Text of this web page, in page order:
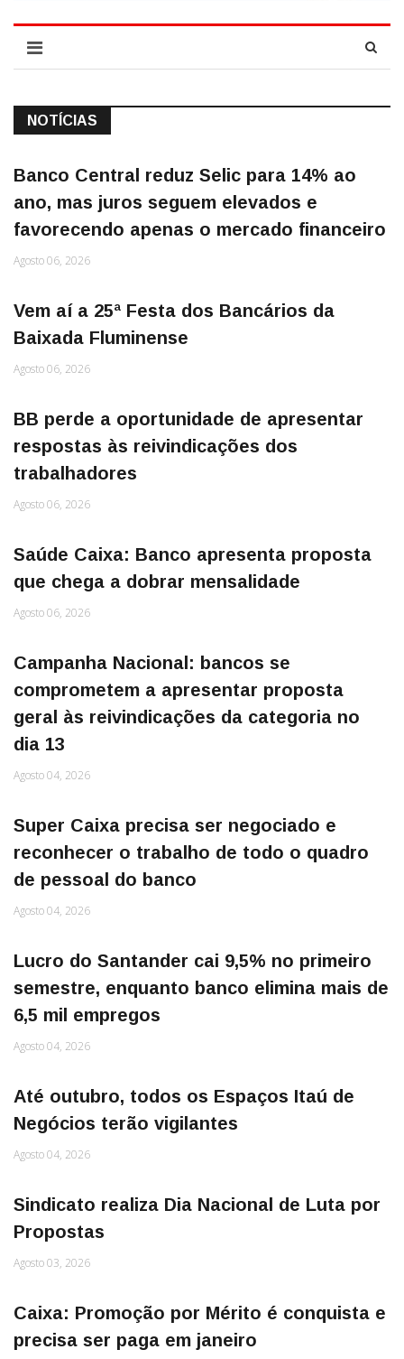
NOTÍCIAS
Banco Central reduz Selic para 14% ao
ano, mas juros seguem elevados e
favorecendo apenas o mercado financeiro
Agosto 06, 2026
Vem aí a 25ª Festa dos Bancários da
Baixada Fluminense
Agosto 06, 2026
BB perde a oportunidade de apresentar
respostas às reivindicações dos
trabalhadores
Agosto 06, 2026
Saúde Caixa: Banco apresenta proposta
que chega a dobrar mensalidade
Agosto 06, 2026
Campanha Nacional: bancos se
comprometem a apresentar proposta
geral às reivindicações da categoria no
dia 13
Agosto 04, 2026
Super Caixa precisa ser negociado e
reconhecer o trabalho de todo o quadro
de pessoal do banco
Agosto 04, 2026
Lucro do Santander cai 9,5% no primeiro
semestre, enquanto banco elimina mais de
6,5 mil empregos
Agosto 04, 2026
Até outubro, todos os Espaços Itaú de
Negócios terão vigilantes
Agosto 04, 2026
Sindicato realiza Dia Nacional de Luta por
Propostas
Agosto 03, 2026
Caixa: Promoção por Mérito é conquista e
precisa ser paga em janeiro